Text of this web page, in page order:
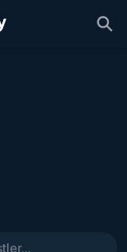
Electronic